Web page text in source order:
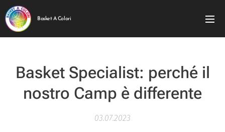
Basket A Colori
Basket Specialist: perché il
nostro Camp è differente
03.07.2023